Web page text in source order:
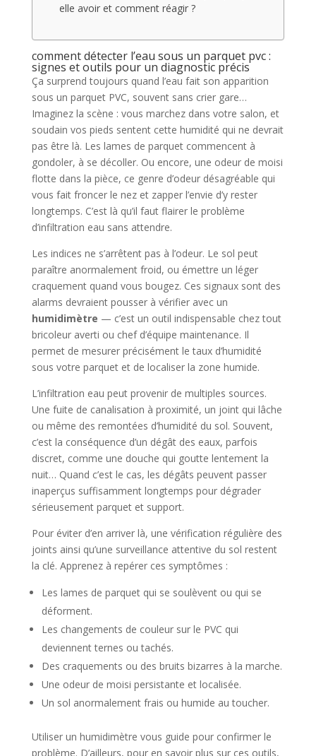
elle avoir et comment réagir ?
comment détecter l’eau sous un parquet pvc :
signes et outils pour un diagnostic précis
Ça surprend toujours quand l’eau fait son apparition
sous un parquet PVC, souvent sans crier gare…
Imaginez la scène : vous marchez dans votre salon, et
soudain vos pieds sentent cette humidité qui ne devrait
pas être là. Les lames de parquet commencent à
gondoler, à se décoller. Ou encore, une odeur de moisi
flotte dans la pièce, ce genre d’odeur désagréable qui
vous fait froncer le nez et zapper l’envie d’y rester
longtemps. C’est là qu’il faut flairer le problème
d’infiltration eau sans attendre.
Les indices ne s’arrêtent pas à l’odeur. Le sol peut
paraître anormalement froid, ou émettre un léger
craquement quand vous bougez. Ces signaux sont des
alarms devraient pousser à vérifier avec un
humidimètre — c’est un outil indispensable chez tout
bricoleur averti ou chef d’équipe maintenance. Il
permet de mesurer précisément le taux d’humidité
sous votre parquet et de localiser la zone humide.
L’infiltration eau peut provenir de multiples sources.
Une fuite de canalisation à proximité, un joint qui lâche
ou même des remontées d’humidité du sol. Souvent,
c’est la conséquence d’un dégât des eaux, parfois
discret, comme une douche qui goutte lentement la
nuit… Quand c’est le cas, les dégâts peuvent passer
inaperçus suffisamment longtemps pour dégrader
sérieusement parquet et support.
Pour éviter d’en arriver là, une vérification régulière des
joints ainsi qu’une surveillance attentive du sol restent
la clé. Apprenez à repérer ces symptômes :
Les lames de parquet qui se soulèvent ou qui se
déforment.
Les changements de couleur sur le PVC qui
deviennent ternes ou tachés.
Des craquements ou des bruits bizarres à la marche.
Une odeur de moisi persistante et localisée.
Un sol anormalement frais ou humide au toucher.
Utiliser un humidimètre vous guide pour confirmer le
problème. D’ailleurs, pour en savoir plus sur ces outils,